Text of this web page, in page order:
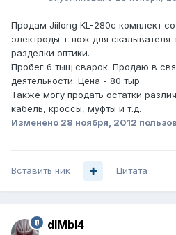
Продам Jiilong KL-280c комплект
электроды + нож для скалывателя
разделки оптики.
Пробег 6 тыщ сварок. Продаю в
деятельности. Цена - 80 тыр.
Также могу продать остатки
кабель, кроссы, муфты и т.д.
Изменено 28 ноября, 2012
Вставить ник Цитата
dIMbI4